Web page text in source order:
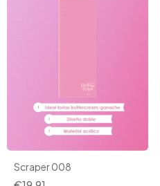
Scraper 008